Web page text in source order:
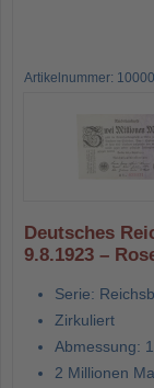
Artikelnummer:
Deutsches
9.8.1923 –
Serie:
Zirkuliert
Abmessung:
2 Millionen